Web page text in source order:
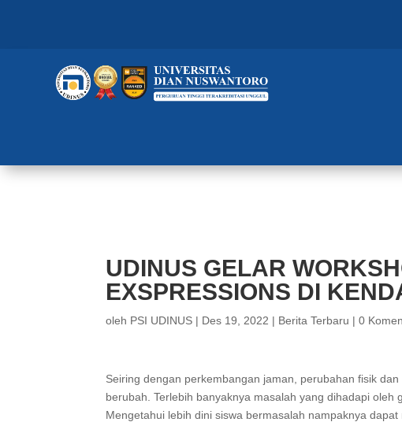
UDINUS GELAR
EXSPRESSIONS DI
oleh PSI UDINUS | Des 19, 2022 | Berita Terbaru |0
Seiring dengan perkembangan jaman, perubahan fisik
berubah. Terlebih banyaknya masalah yang dihadapi oleh
Mengetahui lebih dini siswa bermasalah nampaknya